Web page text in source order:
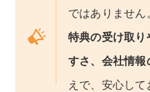
ではありません
特典の受け取
すさ、会社情
えで、安心し